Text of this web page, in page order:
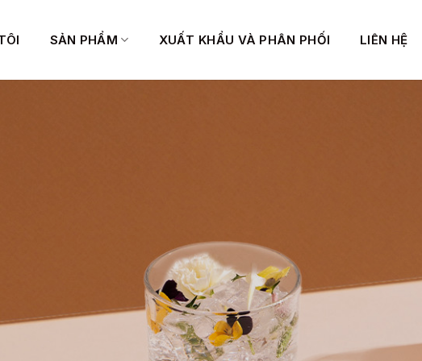
SẢN PHẨM XUẤT KHẨU VÀ PHÂN PHỐI LIÊN HỆ